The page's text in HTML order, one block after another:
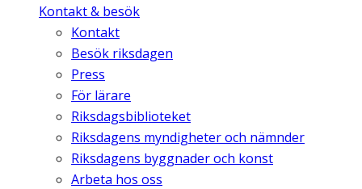
Kontakt & besök
Kontakt
Besök riksdagen
Press
För lärare
Riksdagsbiblioteket
Riksdagens myndigheter och nämnder
Riksdagens byggnader och konst
Arbeta hos oss